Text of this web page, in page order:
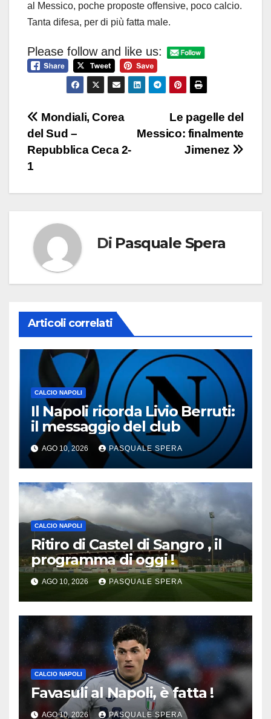
al Messico, poche proposte offensive, poco calcio.
Tanta difesa, per di più fatta male.
Please follow and like us:
Navigazione
articoli
Le pagelle del
Messico: finalmente
Jimenez
Mondiali, Corea
del Sud –
Repubblica Ceca 2-
1
Di Pasquale Spera
Articoli correlati
CALCIO NAPOLI
Il Napoli ricorda Livio Berruti:
il messaggio del club
AGO 10, 2026 PASQUALE SPERA
CALCIO NAPOLI
Ritiro di Castel di Sangro , il
programma di oggi !
AGO 10, 2026 PASQUALE SPERA
CALCIO NAPOLI
Favasuli al Napoli, è fatta !
AGO 10, 2026 PASQUALE SPERA